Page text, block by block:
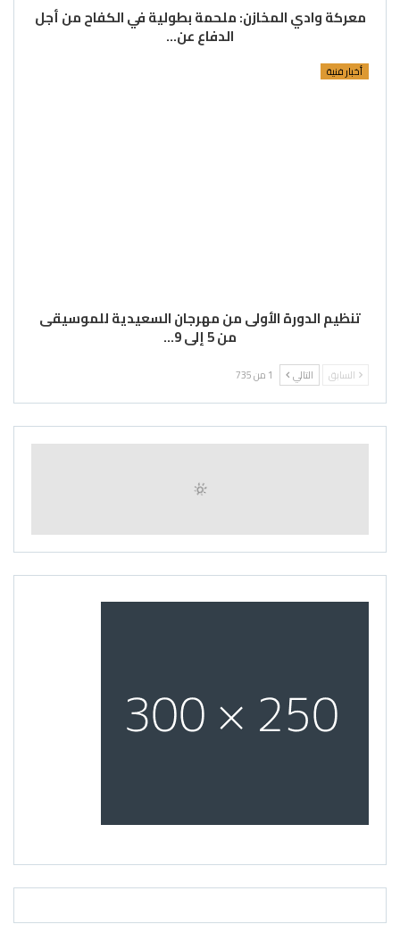
معركة وادي المخازن: ملحمة بطولية في الكفاح من أجل
الدفاع عن…
أخبار فنية
تنظيم الدورة الأولى من مهرجان السعيدية للموسيقى
من 5 إلى 9…
السابق التالي 1 من 735